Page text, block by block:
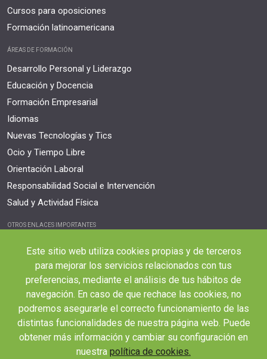
Cursos para oposiciones
Formación latinoamericana
ÁREAS DE FORMACIÓN
Desarrollo Personal y Liderazgo
Educación y Docencia
Formación Empresarial
Idiomas
Nuevas Tecnologías y Tics
Ocio y Tiempo Libre
Orientación Laboral
Responsabilidad Social e Intervención
Salud y Actividad Física
OTROS ENLACES IMPORTANTES
Webinars y podcast
Revista Innovación Educativa
Contexto Educativo
Desistir contrato aquí
Tienes 14 días desde tu matriculación para cancelar sin coste y recibir el
reembolso completo.
Este sitio web utiliza cookies propias y de terceros
para mejorar los servicios relacionados con tus
preferencias, mediante el análisis de tus hábitos de
navegación. En caso de que rechace las cookies, no
podremos asegurarle el correcto funcionamiento de las
distintas funcionalidades de nuestra página web. Puede
obtener más información y cambiar su configuración en
nuestra política de cookies.